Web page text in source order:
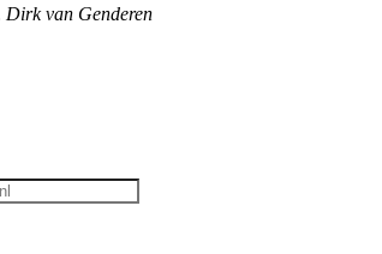
Dirk van Genderen